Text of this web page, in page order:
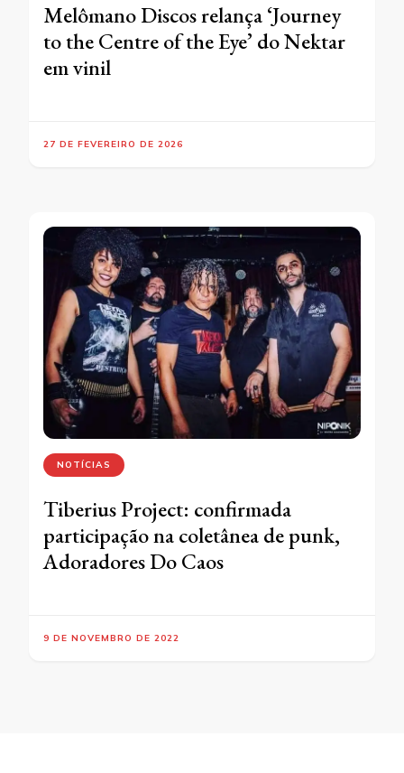
Melômano Discos relança ‘Journey
to the Centre of the Eye’ do Nektar
em vinil
27 DE FEVEREIRO DE 2026
NOTÍCIAS
Tiberius Project: confirmada
participação na coletânea de punk,
Adoradores Do Caos
9 DE NOVEMBRO DE 2022